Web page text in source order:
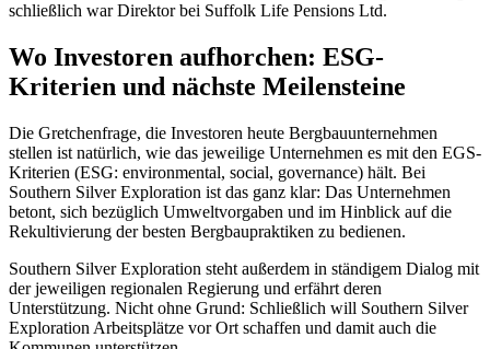
schließlich war Direktor bei Suffolk Life Pensions Ltd.
Wo Investoren aufhorchen: ESG-
Kriterien und nächste Meilensteine
Die Gretchenfrage, die Investoren heute Bergbauunternehmen
stellen ist natürlich, wie das jeweilige Unternehmen es mit den EGS-
Kriterien (ESG: environmental, social, governance) hält. Bei
Southern Silver Exploration ist das ganz klar: Das Unternehmen
betont, sich bezüglich Umweltvorgaben und im Hinblick auf die
Rekultivierung der besten Bergbaupraktiken zu bedienen.
Southern Silver Exploration steht außerdem in ständigem Dialog mit
der jeweiligen regionalen Regierung und erfährt deren
Unterstützung. Nicht ohne Grund: Schließlich will Southern Silver
Exploration Arbeitsplätze vor Ort schaffen und damit auch die